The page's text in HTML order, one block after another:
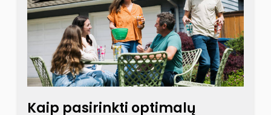
Kaip pasirinkti optimalų